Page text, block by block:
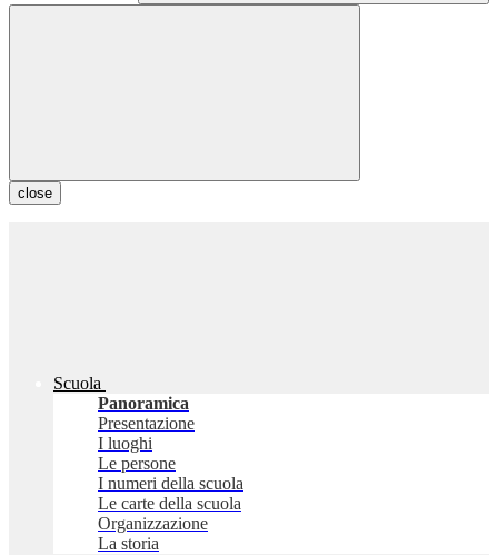
close
Scuola
Panoramica
Presentazione
I luoghi
Le persone
I numeri della scuola
Le carte della scuola
Organizzazione
La storia